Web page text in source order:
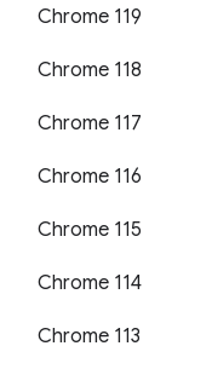
Chrome 119
Chrome 118
Chrome 117
Chrome 116
Chrome 115
Chrome 114
Chrome 113